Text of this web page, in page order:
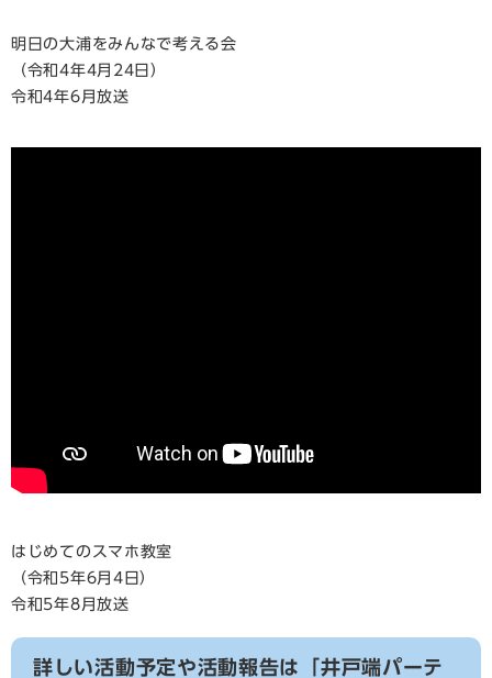
明日の大浦をみんなで考える会
（令和4年4月24日）
令和4年6月放送
はじめてのスマホ教室
（令和5年6月4日）
令和5年8月放送
詳しい活動予定や活動報告は「井戸端パーテ